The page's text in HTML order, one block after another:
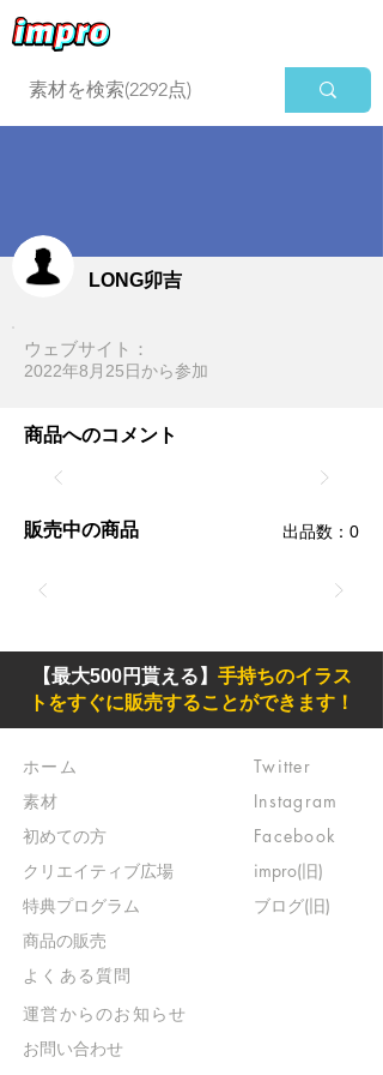
LONG卯吉
ウェブサイト：
2022年8月25日​から参加
商品へのコメント
販売中の商品 ​出品数：0
【最大500円貰える】 手持ちのイラス
トをすぐに販売することができます！
ホーム
素材
初めての方
​クリエイティブ広場
​特典プログラム
​商品の販売
よくある質問
Twitter
Instagram
Facebook
impro(旧)​
ブログ(旧)
​運営からのお知らせ
お問い合わせ